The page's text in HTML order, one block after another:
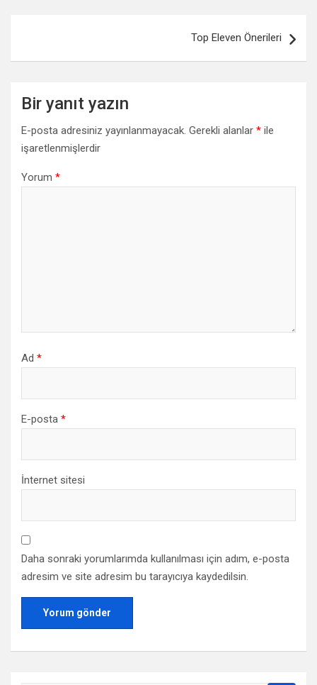
Top Eleven Önerileri
Bir yanıt yazın
E-posta adresiniz yayınlanmayacak. Gerekli alanlar * ile
işaretlenmişlerdir
Yorum *
Ad *
E-posta *
İnternet sitesi
Daha sonraki yorumlarımda kullanılması için adım, e-posta
adresim ve site adresim bu tarayıcıya kaydedilsin.